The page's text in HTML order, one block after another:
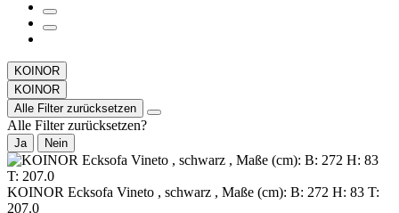
KOINOR
KOINOR
Alle Filter zurücksetzen
Alle Filter zurücksetzen?
Ja Nein
KOINOR Ecksofa Vineto , schwarz , Maße (cm): B: 272 H: 83 T:
207.0